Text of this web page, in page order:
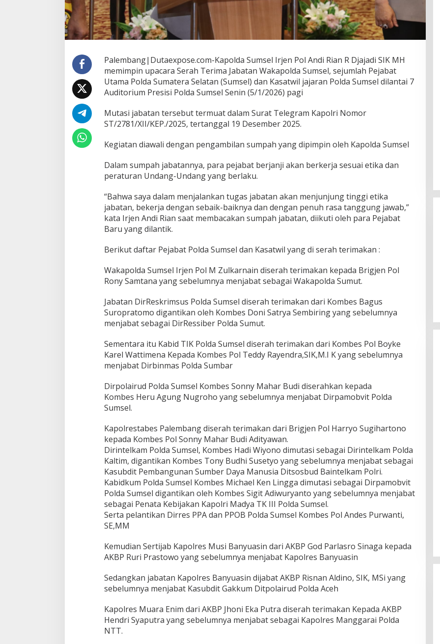
d
a
S
e
j
l
a
h
P
j
a
b
t
t
a
m
d
a
n
K
a
a
w
l
a
j
a
n
P
o
d
a
S
u
s
e
l
Palembang|Dutaexpose.com-Kapolda Sumsel Irjen Pol Andi Rian R Djajadi SIK MH
memimpin upacara Serah Terima Jabatan Wakapolda Sumsel, sejumlah Pejabat
Utama Polda Sumatera Selatan (Sumsel) dan Kasatwil jajaran Polda Sumsel dilantai 7
Auditorium Presisi Polda Sumsel Senin (5/1/2026) pagi
Mutasi jabatan tersebut termuat dalam Surat Telegram Kapolri Nomor
ST/2781/XII/KEP./2025, tertanggal 19 Desember 2025.
Kegiatan diawali dengan pengambilan sumpah yang dipimpin oleh Kapolda Sumsel
Dalam sumpah jabatannya, para pejabat berjanji akan berkerja sesuai etika dan
peraturan Undang-Undang yang berlaku.
“Bahwa saya dalam menjalankan tugas jabatan akan menjunjung tinggi etika
jabatan, bekerja dengan sebaik-baiknya dan dengan penuh rasa tanggung jawab,”
kata Irjen Andi Rian saat membacakan sumpah jabatan, diikuti oleh para Pejabat
Baru yang dilantik.
Berikut daftar Pejabat Polda Sumsel dan Kasatwil yang di serah terimakan :
Wakapolda Sumsel Irjen Pol M Zulkarnain diserah terimakan kepada Brigjen Pol
Rony Samtana yang sebelumnya menjabat sebagai Wakapolda Sumut.
Jabatan DirReskrimsus Polda Sumsel diserah terimakan dari Kombes Bagus
Suropratomo digantikan oleh Kombes Doni Satrya Sembiring yang sebelumnya
menjabat sebagai DirRessiber Polda Sumut.
Sementara itu Kabid TIK Polda Sumsel diserah terimakan dari Kombes Pol Boyke
Karel Wattimena Kepada Kombes Pol Teddy Rayendra,SIK,M.I K yang sebelumnya
menjabat Dirbinmas Polda Sumbar
Dirpolairud Polda Sumsel Kombes Sonny Mahar Budi diserahkan kepada
Kombes Heru Agung Nugroho yang sebelumnya menjabat Dirpamobvit Polda
Sumsel.
Kapolrestabes Palembang diserah terimakan dari Brigjen Pol Harryo Sugihartono
kepada Kombes Pol Sonny Mahar Budi Adityawan.
Dirintelkam Polda Sumsel, Kombes Hadi Wiyono dimutasi sebagai Dirintelkam Polda
Kaltim, digantikan Kombes Tony Budhi Susetyo yang sebelumnya menjabat sebagai
Kasubdit Pembangunan Sumber Daya Manusia Ditsosbud Baintelkam Polri.
Kabidkum Polda Sumsel Kombes Michael Ken Lingga dimutasi sebagai Dirpamobvit
Polda Sumsel digantikan oleh Kombes Sigit Adiwuryanto yang sebelumnya menjabat
sebagai Penata Kebijakan Kapolri Madya TK III Polda Sumsel.
Serta pelantikan Dirres PPA dan PPOB Polda Sumsel Kombes Pol Andes Purwanti,
SE,MM
Kemudian Sertijab Kapolres Musi Banyuasin dari AKBP God Parlasro Sinaga kepada
AKBP Ruri Prastowo yang sebelumnya menjabat Kapolres Banyuasin
Sedangkan jabatan Kapolres Banyuasin dijabat AKBP Risnan Aldino, SIK, MSi yang
sebelumnya menjabat Kasubdit Gakkum Ditpolairud Polda Aceh
Kapolres Muara Enim dari AKBP Jhoni Eka Putra diserah terimakan Kepada AKBP
Hendri Syaputra yang sebelumnya menjabat sebagai Kapolres Manggarai Polda
NTT.
Laksanakan Musyawarah Wilayah
2025
Di Politik | Sabtu, 15-03-2025, | 17:12,